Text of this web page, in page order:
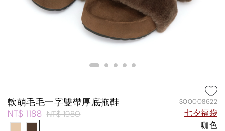
軟萌毛毛一字雙帶厚底拖鞋 S00008622
NT$ 1188 NT$ 1980
七夕福袋
咖色